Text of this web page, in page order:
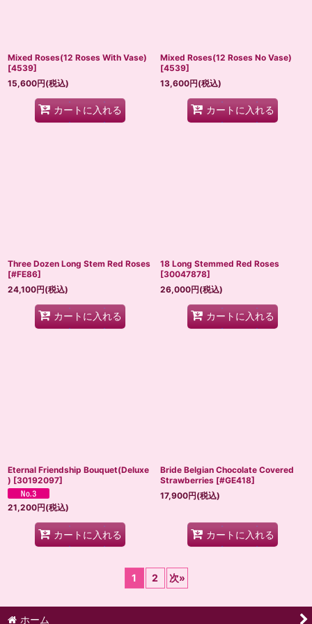
Mixed Roses(12 Roses With Vase)
[4539]
15,600円(税込)
カートに入れる
Mixed Roses(12 Roses No Vase)
[4539]
13,600円(税込)
カートに入れる
Three Dozen Long Stem Red Roses
[#FE86]
24,100円(税込)
カートに入れる
18 Long Stemmed Red Roses
[30047878]
26,000円(税込)
カートに入れる
Eternal Friendship Bouquet(Deluxe
) [30192097]
21,200円(税込)
カートに入れる
Bride Belgian Chocolate Covered
Strawberries [#GE418]
17,900円(税込)
カートに入れる
1 2 次»
ホーム